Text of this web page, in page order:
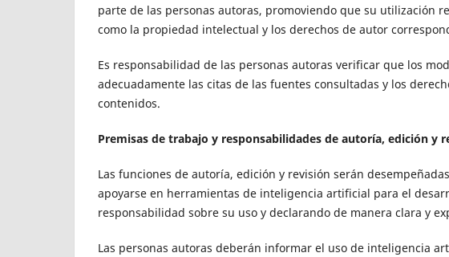
parte de las personas autoras, promoviendo que su utilización
como la propiedad intelectual y los derechos de autor
Es responsabilidad de las personas autoras verificar que los
adecuadamente las citas de las fuentes consultadas y los
contenidos.
Premisas de trabajo y responsabilidades de autoría, edición y
Las funciones de autoría, edición y revisión serán
apoyarse en herramientas de inteligencia artificial para el
responsabilidad sobre su uso y declarando de manera clara y
Las personas autoras deberán informar el uso de inteligencia